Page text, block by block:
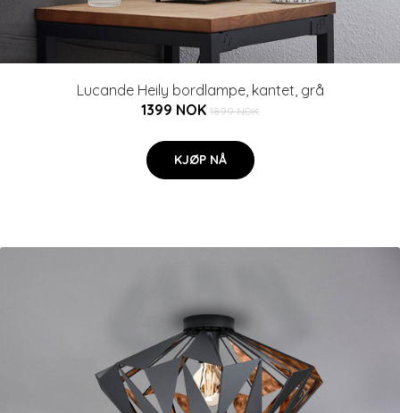
Lucande Heily bordlampe, kantet, grå
1399 NOK 1899 NOK
KJØP NÅ